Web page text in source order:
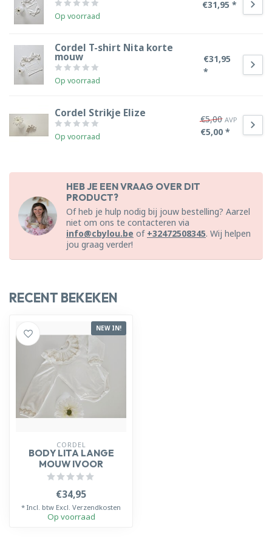
Op voorraad
€31,95 *
Cordel T-shirt Nita korte
mouw
Op voorraad
€31,95
*
Cordel Strikje Elize
Op voorraad
€5,00 AVP
€5,00 *
HEB JE EEN VRAAG OVER DIT
PRODUCT?
Of heb je hulp nodig bij jouw bestelling? Aarzel
niet om ons te contacteren via
info@cbylou.be of +32472508345. Wij helpen
jou graag verder!
RECENT BEKEKEN
NEW IN!
CORDEL
BODY LITA LANGE
MOUW IVOOR
€34,95
* Incl. btw Excl. Verzendkosten
Op voorraad